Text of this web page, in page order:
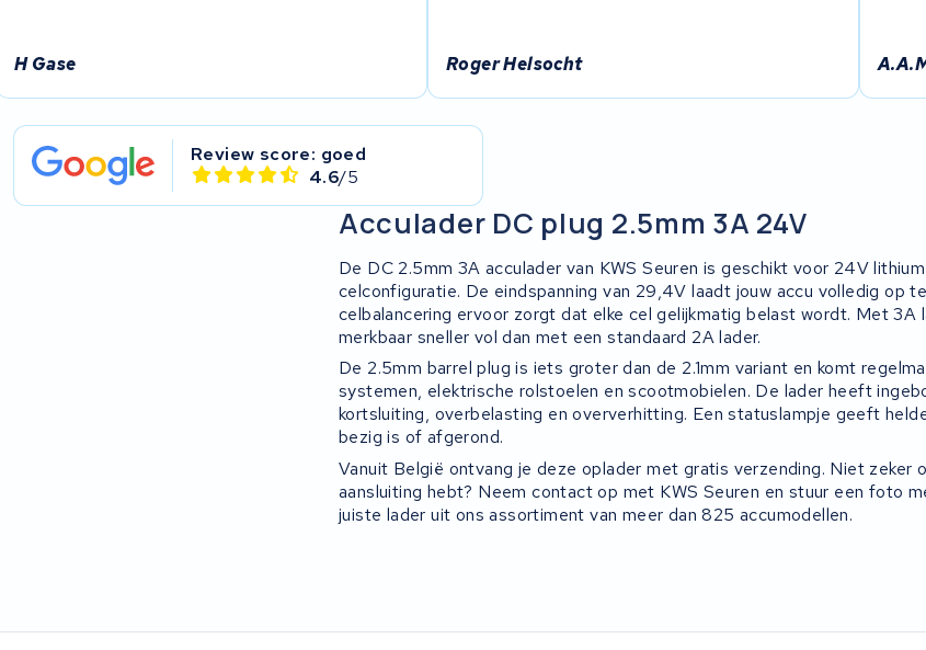
H Gase Roger Helsocht
Review score: goed
4.6/5
Acculader DC plug 2.5mm 3A 24V
De DC 2.5mm 3A acculader van KWS Seuren is geschikt voor 24V
celconfiguratie. De eindspanning van 29,4V laadt jouw accu volledig op
celbalancering ervoor zorgt dat elke cel gelijkmatig belast wordt. Met 3A
merkbaar sneller vol dan met een standaard 2A lader.
De 2.5mm barrel plug is iets groter dan de 2.1mm variant en komt
systemen, elektrische rolstoelen en scootmobielen. De lader heeft
kortsluiting, overbelasting en oververhitting. Een statuslampje geeft
bezig is of afgerond.
Vanuit België ontvang je deze oplader met gratis verzending. Niet zeker
aansluiting hebt? Neem contact op met KWS Seuren en stuur een foto
juiste lader uit ons assortiment van meer dan 825 accumodellen.